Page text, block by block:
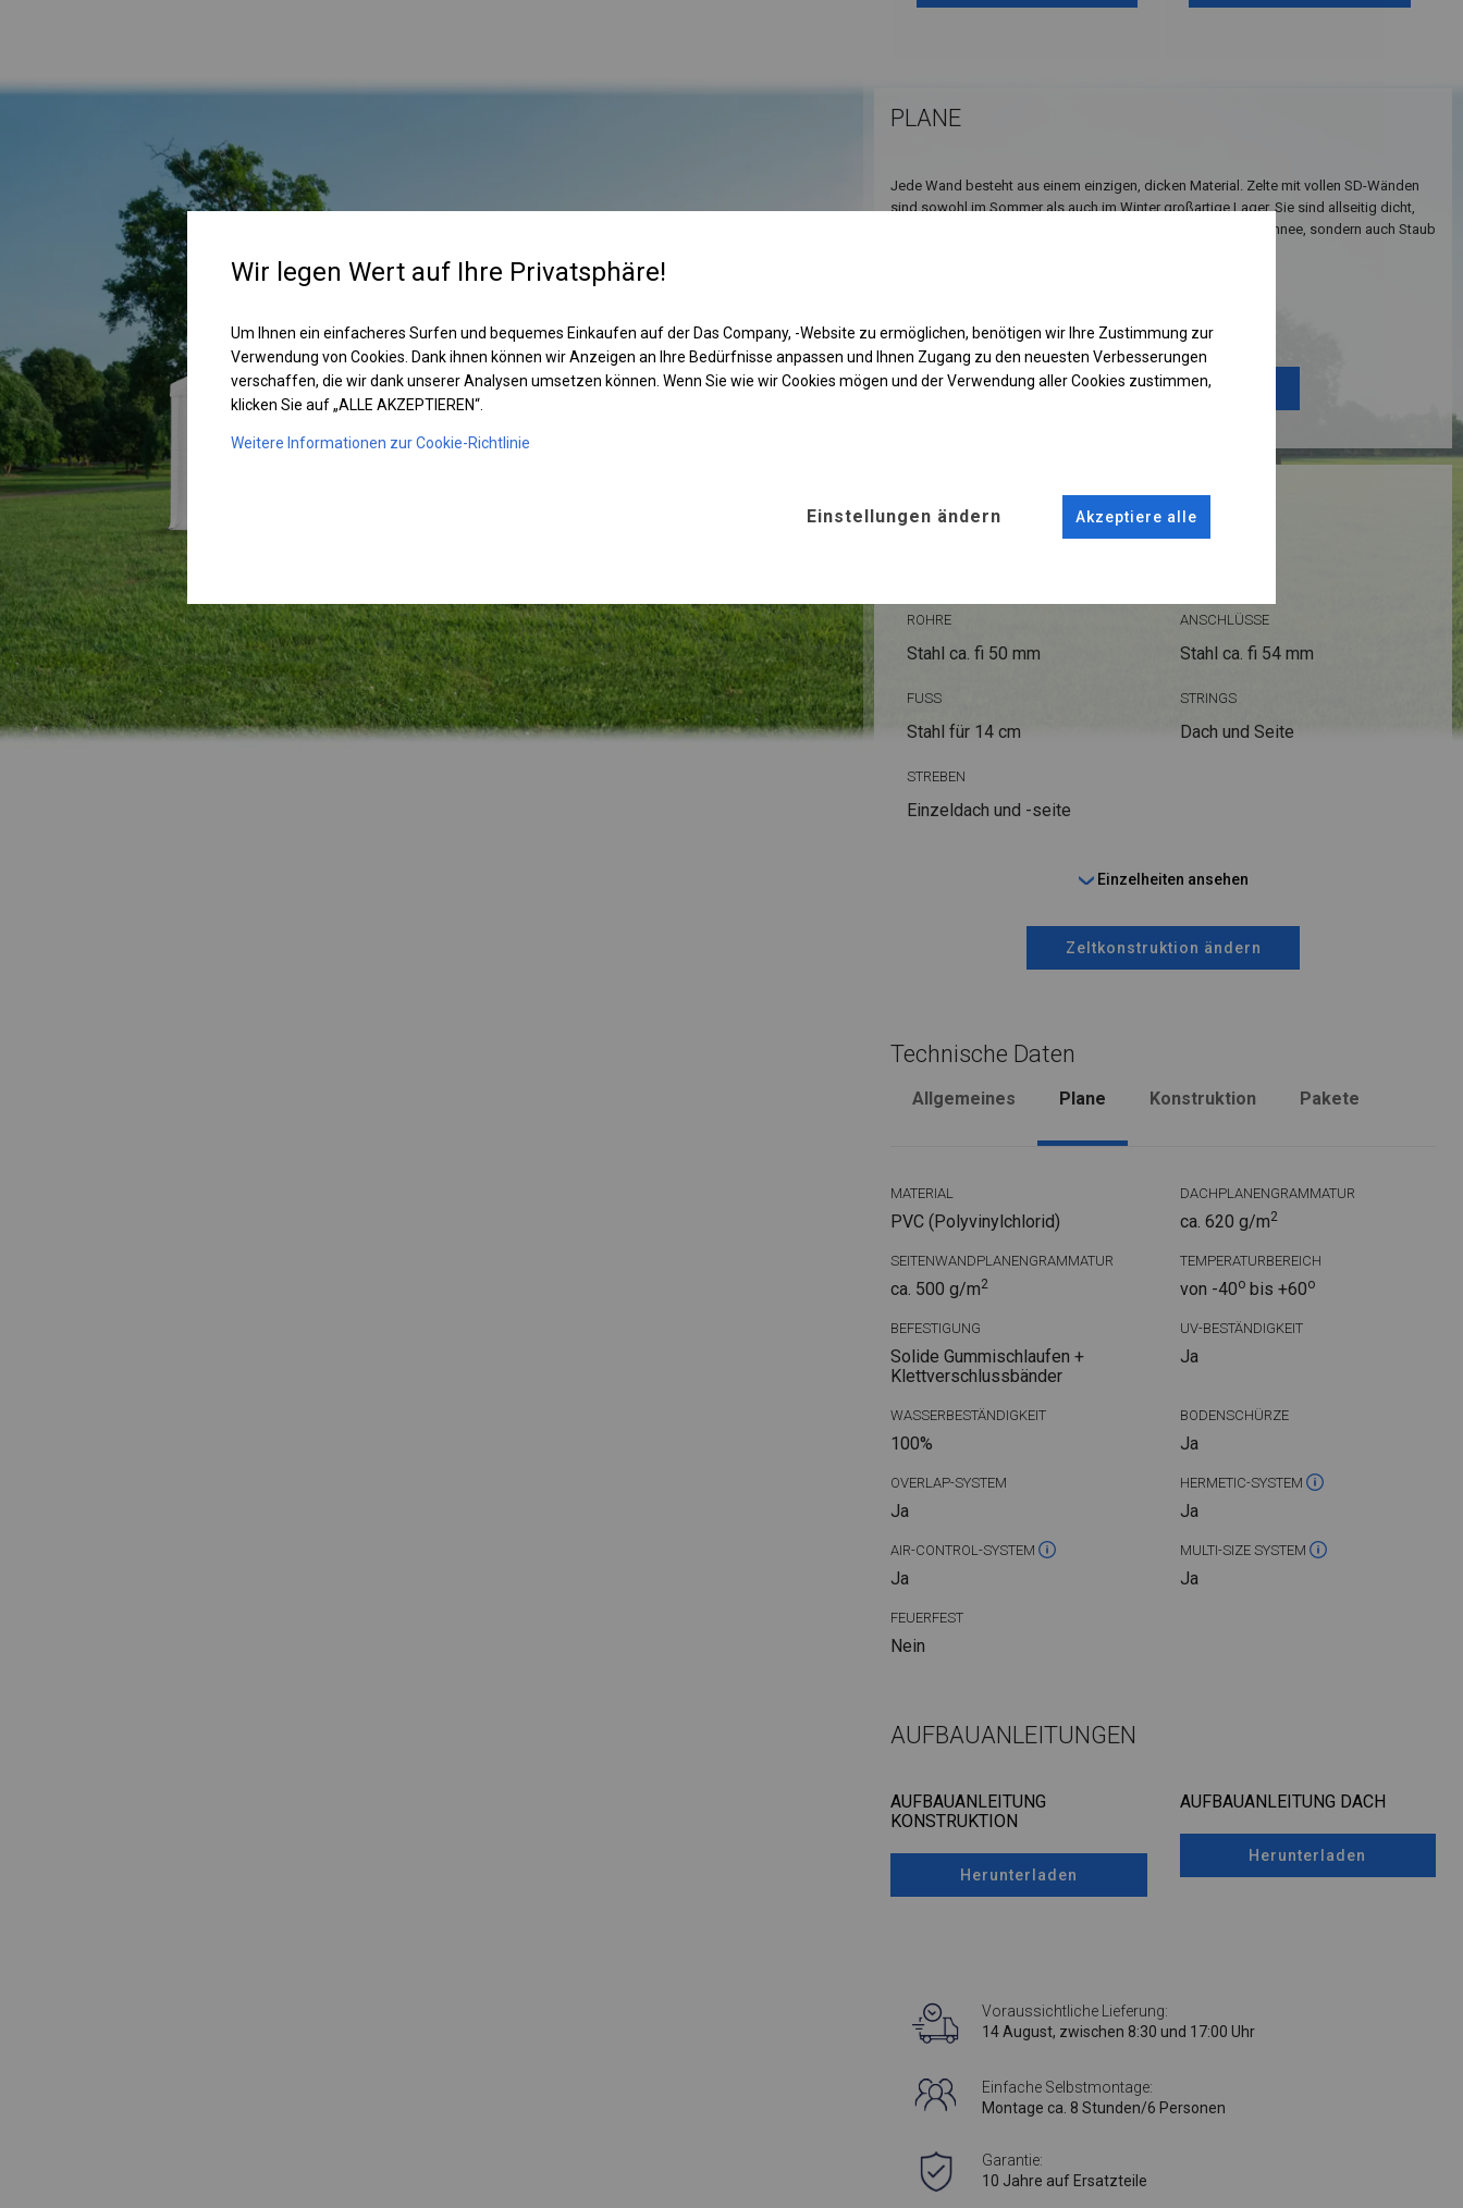
PLANE
Jede Wand besteht aus einem einzigen, dicken Material. Zelte mit vollen SD-Wänden
sind sowohl im Sommer als auch im Winter großartige Lager. Sie sind allseitig dicht,
sodass Sie sicher sein können, dass nicht nur Regen oder Schnee, sondern auch Staub
Plane ändern
KONSTRUKTION
ROHRE
Stahl ca. fi 50 mm
ANSCHLÜSSE
Stahl ca. fi 54 mm
FUSS
Stahl für 14 cm
STRINGS
Dach und Seite
STREBEN
Einzeldach und -seite
Einzelheiten ansehen
Zeltkonstruktion ändern
Technische Daten
Allgemeines Plane Konstruktion Pakete
MATERIAL
PVC (Polyvinylchlorid)
DACHPLANENGRAMMATUR
ca. 620 g/m2
SEITENWANDPLANENGRAMMATUR
ca. 500 g/m2
TEMPERATURBEREICH
von -40obis +60o
BEFESTIGUNG
Solide Gummischlaufen +
Klettverschlussbänder
UV-BESTÄNDIGKEIT
Ja
WASSERBESTÄNDIGKEIT
100%
BODENSCHÜRZE
Ja
OVERLAP-SYSTEM
Ja
HERMETIC-SYSTEM
Ja
AIR-CONTROL-SYSTEM
Ja
MULTI-SIZE SYSTEM
Ja
FEUERFEST
Nein
AUFBAUANLEITUNGEN
AUFBAUANLEITUNG
KONSTRUKTION
Herunterladen
AUFBAUANLEITUNG DACH
Herunterladen
Voraussichtliche Lieferung:
14 August, zwischen 8:30 und 17:00 Uhr
Einfache Selbstmontage:
Montage ca. 8 Stunden/6 Personen
Garantie:
10 Jahre auf Ersatzteile
Wir legen Wert auf Ihre Privatsphäre!
Um Ihnen ein einfacheres Surfen und bequemes Einkaufen auf der Das Company, -Website zu ermöglichen, benötigen wir Ihre Zustimmung zur
Verwendung von Cookies. Dank ihnen können wir Anzeigen an Ihre Bedürfnisse anpassen und Ihnen Zugang zu den neuesten Verbesserungen
verschaffen, die wir dank unserer Analysen umsetzen können. Wenn Sie wie wir Cookies mögen und der Verwendung aller Cookies zustimmen,
klicken Sie auf „ALLE AKZEPTIEREN“.
Weitere Informationen zur Cookie-Richtlinie
Einstellungen ändern Akzeptiere alle